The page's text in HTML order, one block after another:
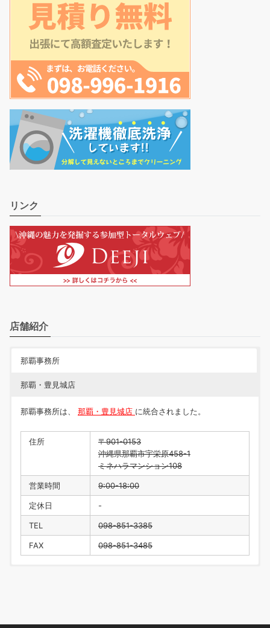
リンク
店舗紹介
那覇事務所
那覇・豊見城店
那覇事務所は、 那覇・豊見城店 に統合されました。
住所
〒901-0153
沖縄県那覇市宇栄原458-1
ミネハラマンション108
営業時間 9:00-18:00
定休日 -
TEL 098-851-3385
FAX 098-851-3485